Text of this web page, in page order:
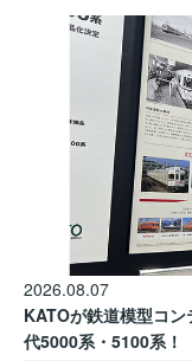
2026.08.07
KATOが鉄道模型コ
代5000系・5100系！